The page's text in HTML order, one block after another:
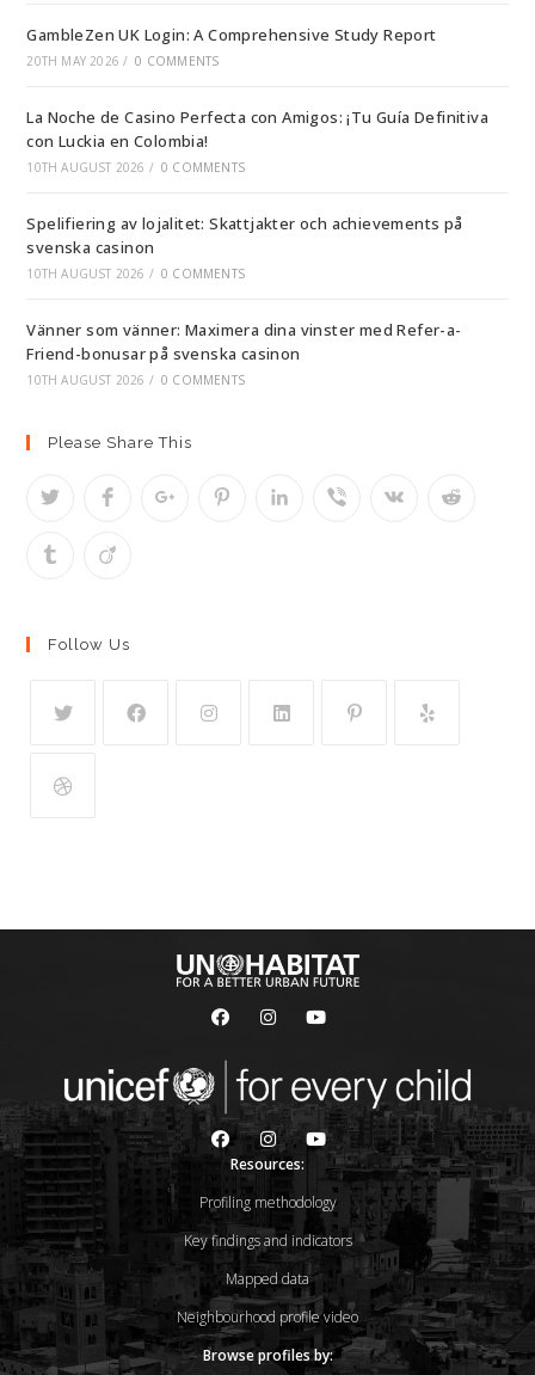
GambleZen UK Login: A Comprehensive Study Report
20TH MAY 2026 / 0 COMMENTS
La Noche de Casino Perfecta con Amigos: ¡Tu Guía Definitiva
con Luckia en Colombia!
10TH AUGUST 2026 / 0 COMMENTS
Spelifiering av lojalitet: Skattjakter och achievements på
svenska casinon
10TH AUGUST 2026 / 0 COMMENTS
Vänner som vänner: Maximera dina vinster med Refer-a-
Friend-bonusar på svenska casinon
10TH AUGUST 2026 / 0 COMMENTS
Please Share This
Follow Us
Resources:
Profiling methodology
Key findings and indicators
Mapped data
Neighbourhood profile video
Browse profiles by: